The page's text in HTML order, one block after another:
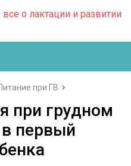
при ГВ
при грудном
первый